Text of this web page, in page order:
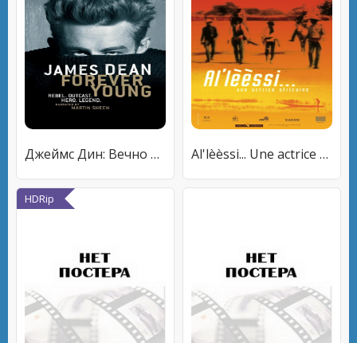
Джеймс Дин: Вечно молодой Al'lèèssi... Une actrice africaine
HDRip